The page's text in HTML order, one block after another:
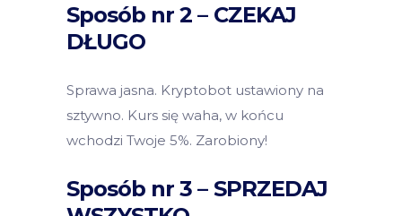
Sposób nr 2 – CZEKAJ
DŁUGO
Sprawa jasna. Kryptobot ustawiony na
sztywno. Kurs się waha, w końcu
wchodzi Twoje 5%. Zarobiony!
Sposób nr 3 – SPRZEDAJ